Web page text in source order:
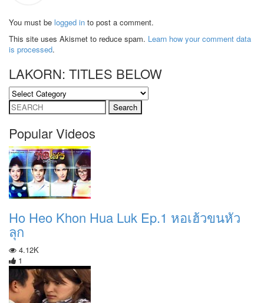
You must be logged in to post a comment.
This site uses Akismet to reduce spam. Learn how your comment data
is processed.
LAKORN: TITLES BELOW
LAKORN:
TITLES
BELOW
Search
for:
Popular Videos
Ho Heo Khon Hua Luk Ep.1 หอเฮ้วขนหัว
ลุก
4.12K
1